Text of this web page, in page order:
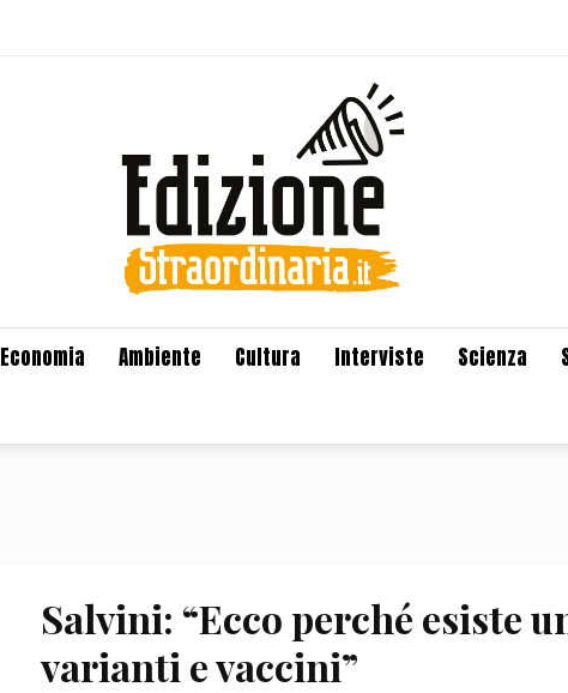
Economia Ambiente Cultura Interviste Scienza
Salvini: “Ecco perché esiste
varianti e vaccini”